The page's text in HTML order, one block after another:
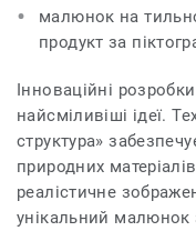
малюнок на
продукт за
Інноваційні
найсміливіші ідеї.
структура»
природних
реалістичне
унікальний малюнок